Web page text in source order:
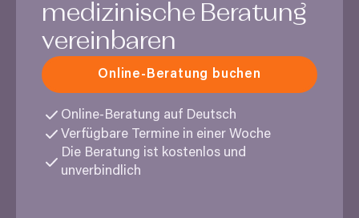
medizinische Beratung
vereinbaren
Online-Beratung buchen
Online-Beratung auf Deutsch
Verfügbare Termine in einer Woche
Die Beratung ist kostenlos und
unverbindlich